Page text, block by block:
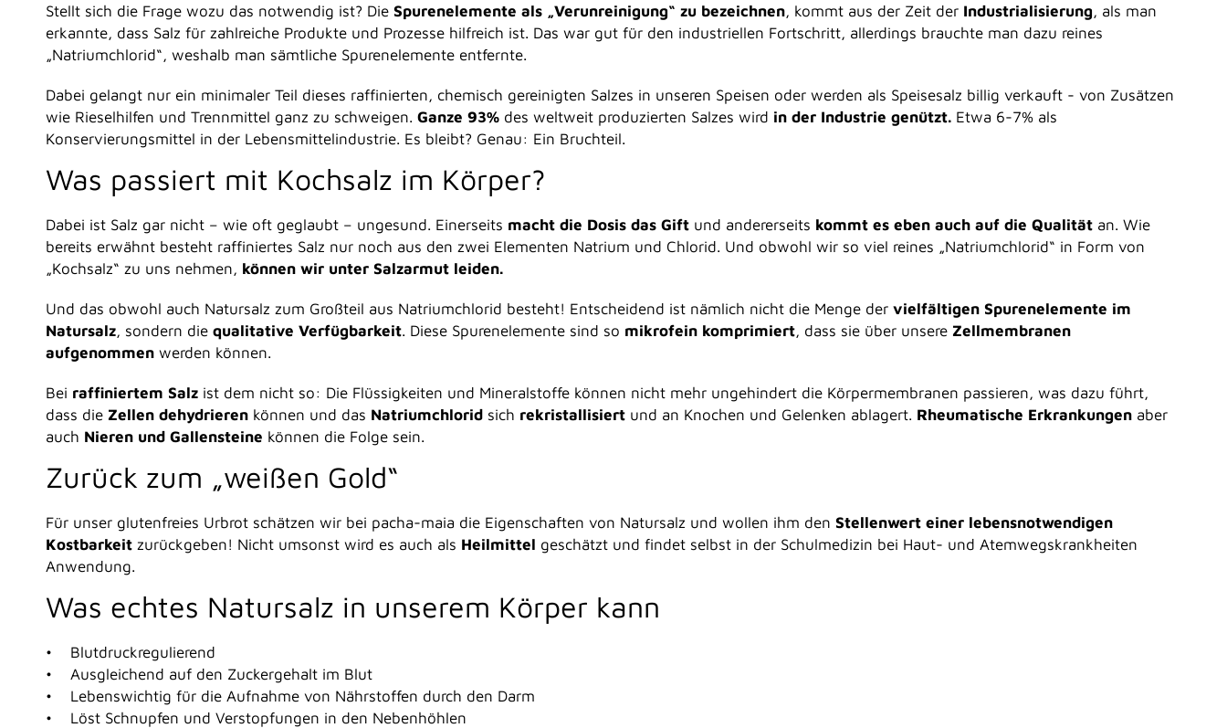
Stellt sich die Frage wozu das notwendig ist? Die Spurenelemente als „Verunreinigung“ zu bezeichnen, kommt aus der Zeit der Industrialisierung, als man
erkannte, dass Salz für zahlreiche Produkte und Prozesse hilfreich ist. Das war gut für den industriellen Fortschritt, allerdings brauchte man dazu reines
„Natriumchlorid“, weshalb man sämtliche Spurenelemente entfernte.
Dabei gelangt nur ein minimaler Teil dieses raffinierten, chemisch gereinigten Salzes in unseren Speisen oder werden als Speisesalz billig verkauft - von Zusätzen
wie Rieselhilfen und Trennmittel ganz zu schweigen. Ganze 93% des weltweit produzierten Salzes wird in der Industrie genützt. Etwa 6-7% als
Konservierungsmittel in der Lebensmittelindustrie. Es bleibt? Genau: Ein Bruchteil.
Was passiert mit Kochsalz im Körper?
Dabei ist Salz gar nicht – wie oft geglaubt – ungesund. Einerseits macht die Dosis das Gift und andererseits kommt es eben auch auf die Qualität an. Wie
bereits erwähnt besteht raffiniertes Salz nur noch aus den zwei Elementen Natrium und Chlorid. Und obwohl wir so viel reines „Natriumchlorid“ in Form von
„Kochsalz“ zu uns nehmen, können wir unter Salzarmut leiden.
Und das obwohl auch Natursalz zum Großteil aus Natriumchlorid besteht! Entscheidend ist nämlich nicht die Menge der vielfältigen Spurenelemente im
Natursalz, sondern die qualitative Verfügbarkeit. Diese Spurenelemente sind so mikrofein komprimiert, dass sie über unsere Zellmembranen
aufgenommen werden können.
Bei raffiniertem Salz ist dem nicht so: Die Flüssigkeiten und Mineralstoffe können nicht mehr ungehindert die Körpermembranen passieren, was dazu führt,
dass die Zellen dehydrieren können und das Natriumchlorid sich rekristallisiert und an Knochen und Gelenken ablagert. Rheumatische Erkrankungen aber
auch Nieren und Gallensteine können die Folge sein.
Zurück zum „weißen Gold“
Für unser glutenfreies Urbrot schätzen wir bei pacha-maia die Eigenschaften von Natursalz und wollen ihm den Stellenwert einer lebensnotwendigen
Kostbarkeit zurückgeben! Nicht umsonst wird es auch als Heilmittel geschätzt und findet selbst in der Schulmedizin bei Haut- und Atemwegskrankheiten
Anwendung.
Was echtes Natursalz in unserem Körper kann
• Blutdruckregulierend
• Ausgleichend auf den Zuckergehalt im Blut
• Lebenswichtig für die Aufnahme von Nährstoffen durch den Darm
• Löst Schnupfen und Verstopfungen in den Nebenhöhlen